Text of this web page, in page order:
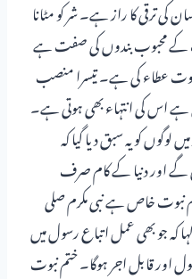
کی ترقی کا راز ہے۔ شر کو مٹانا
کے محبوب بندوں کی صفت ہے
عطاء کی ہے۔ تیسرا منصب
اس کی انتہاء بھی ہوتی ہے۔
لوگوں کو یہ سبق دیا گیا کہ
اور دنیا کے کام صرف
نبوت خاص ہے نبی مکرم صلی
جو بھی عمل اتباع رسول میں
اور قابل اجر ہوگا۔ ختم نبوت